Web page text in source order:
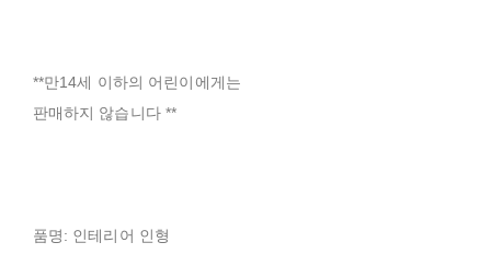
**만14세 이하의 어린이에게는
판매하지 않습니다 **
품명: 인테리어 인형